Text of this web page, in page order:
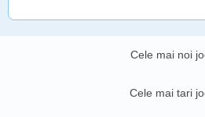
Cele mai noi
Cele mai tari